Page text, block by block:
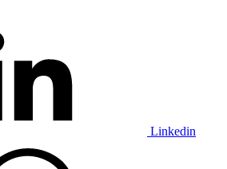
Linkedin